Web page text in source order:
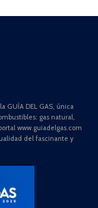
GUÍA DEL GAS, única
gas natural,
www.guiadelgas.com
del fascinante y